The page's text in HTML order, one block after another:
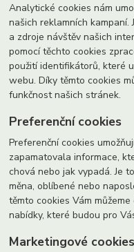
Analytické cookies nám
našich reklamních kampaní.
a zdroje návštěv našich
pomocí těchto cookies
použití identifikátorů, které
webu. Díky těmto cookies
funkčnost našich stránek.
Preferenční cookies
Preferenční cookies
zapamatovala informace,
chová nebo jak vypadá. Je
měna, oblíbené nebo
těmto cookies Vám
nabídky, které budou pro
Marketingové cookies